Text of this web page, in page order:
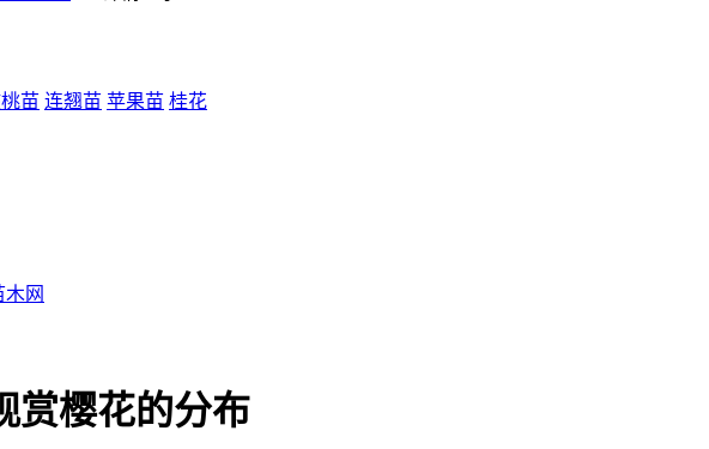
苗 连翘苗 苹果苗 桂花
网
赏樱花的分布